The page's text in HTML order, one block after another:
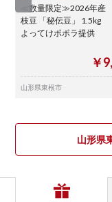
≪数量限定≫2026年産
枝豆 「秘伝豆」 1.5kg
よってけポポラ提供
￥
山形県東根市
山形県